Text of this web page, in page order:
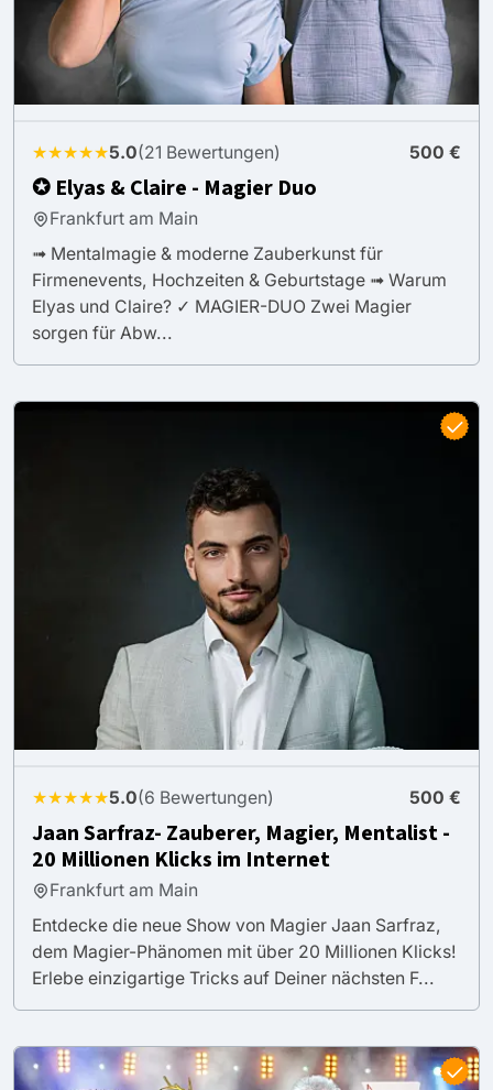
★★★★★5.0(21 Bewertungen) 500 €
✪ Elyas & Claire - Magier Duo
Frankfurt am Main
➟ Mentalmagie & moderne Zauberkunst für
Firmenevents, Hochzeiten & Geburtstage ➟ Warum
Elyas und Claire? ✓ MAGIER-DUO Zwei Magier
sorgen für Abw...
★★★★★5.0(6 Bewertungen) 500 €
Jaan Sarfraz- Zauberer, Magier, Mentalist -
20 Millionen Klicks im Internet
Frankfurt am Main
Entdecke die neue Show von Magier Jaan Sarfraz,
dem Magier-Phänomen mit über 20 Millionen Klicks!
Erlebe einzigartige Tricks auf Deiner nächsten F...